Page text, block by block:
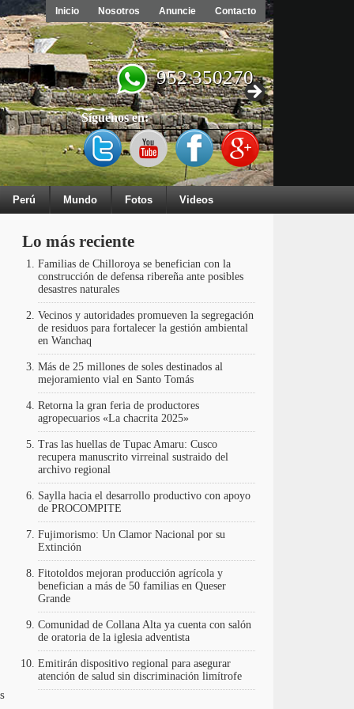
Inicio Nosotros Anuncie Contacto
952 350270
Síguenos en:
Perú Mundo Fotos Videos
Lo más reciente
Familias de Chilloroya se benefician con la
construcción de defensa ribereña ante posibles
desastres naturales
Vecinos y autoridades promueven la segregación
de residuos para fortalecer la gestión ambiental
en Wanchaq
Más de 25 millones de soles destinados al
mejoramiento vial en Santo Tomás
Retorna la gran feria de productores
agropecuarios «La chacrita 2025»
Tras las huellas de Tupac Amaru: Cusco
recupera manuscrito virreinal sustraido del
archivo regional
Saylla hacia el desarrollo productivo con apoyo
de PROCOMPITE
Fujimorismo: Un Clamor Nacional por su
Extinción
Fitotoldos mejoran producción agrícola y
benefician a más de 50 familias en Queser
Grande
Comunidad de Collana Alta ya cuenta con salón
de oratoria de la iglesia adventista
Emitirán dispositivo regional para asegurar
atención de salud sin discriminación limítrofe